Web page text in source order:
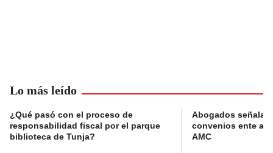
Lo más leído
¿Qué pasó con el proceso de
responsabilidad fiscal por el parque
biblioteca de Tunja?
Abogados
convenios ente
AMC